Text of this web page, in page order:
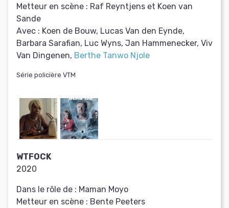
Metteur en scène : Raf Reyntjens et Koen van
Sande
Avec : Koen de Bouw, Lucas Van den Eynde,
Barbara Sarafian, Luc Wyns, Jan Hammenecker, Viv
Van Dingenen, Berthe Tanwo Njole
Série policière VTM
WTFOCK
2020
Dans le rôle de : Maman Moyo
Metteur en scène : Bente Peeters